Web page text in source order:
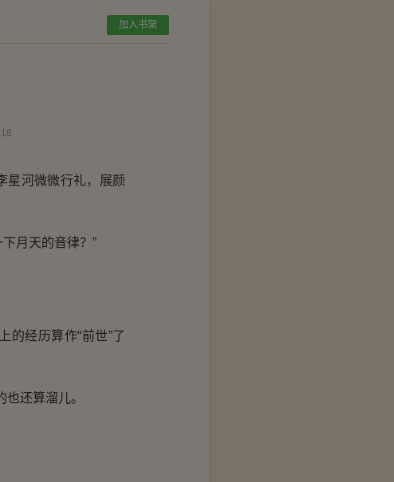
加入书架
河微微行礼，展颜
月天的音律？”
经历算作“前世”了
还算溜儿。